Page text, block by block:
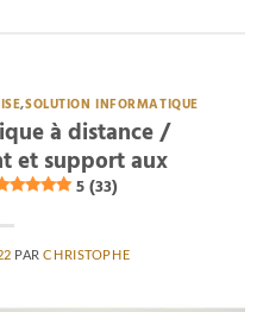
,SOLUTION INFORMATIQUE
à distance /
et support aux
5 (33)
PARCHRISTOPHE